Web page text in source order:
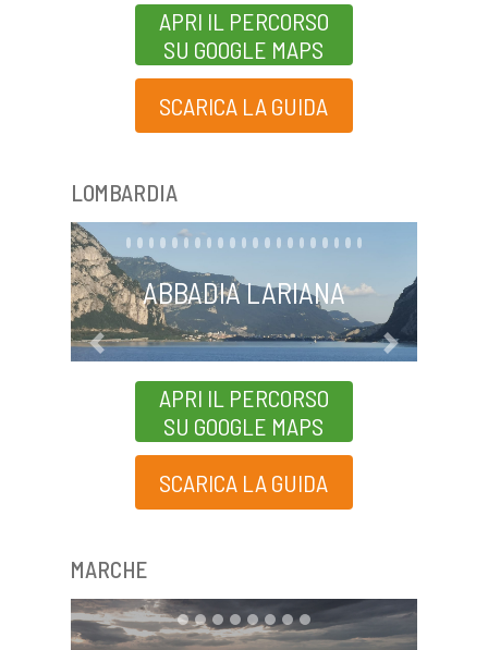
APRI IL PERCORSO
SU GOOGLE MAPS
SCARICA LA GUIDA
LOMBARDIA
ABBADIA LARIANA
APRI IL PERCORSO
SU GOOGLE MAPS
SCARICA LA GUIDA
Previous Next
MARCHE